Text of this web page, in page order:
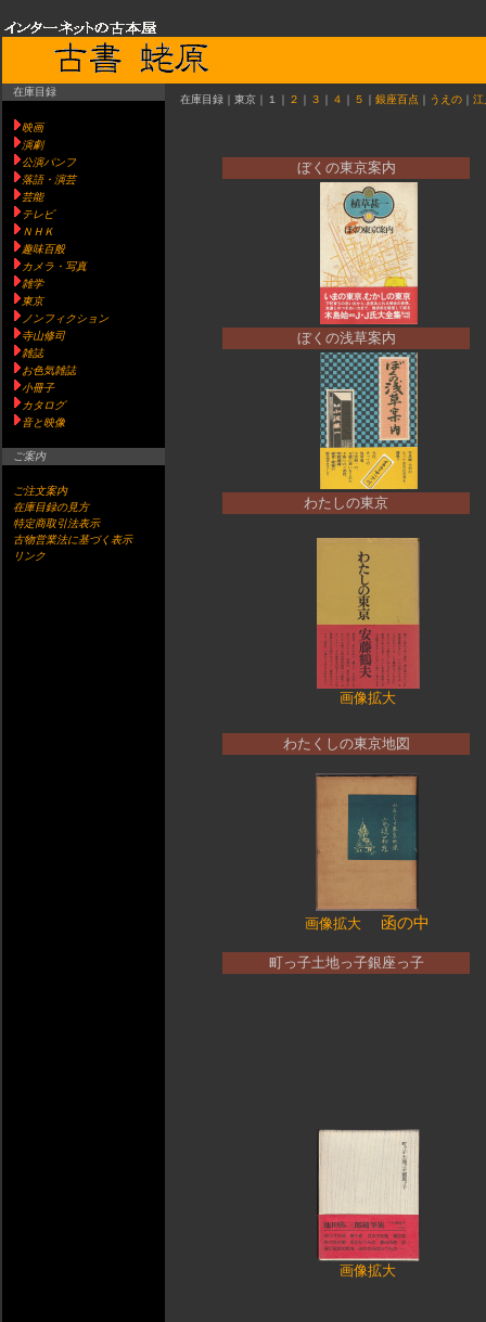
在庫目録
映画
演劇
公演パンフ
落語・演芸
芸能
テレビ
ＮＨＫ
趣味百般
カメラ・写真
雑学
東京
ノンフィクション
寺山修司
雑誌
お色気雑誌
小冊子
カタログ
音と映像
ご案内
ご注文案内
在庫目録の見方
特定商取引法表示
古物営業法に基づく表示
リンク
在庫目録｜東京｜１｜ ２ ｜ ３ ｜ ４ ｜ ５ ｜ 銀座百点 ｜ うえの ｜ 江
ぼくの東京案内
ぼくの浅草案内
わたしの東京
画像拡大
わたくしの東京地図
画像拡大 函の中
町っ子土地っ子銀座っ子
画像拡大